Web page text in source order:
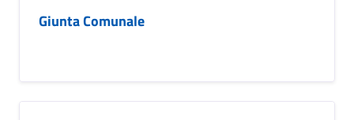
Giunta Comunale